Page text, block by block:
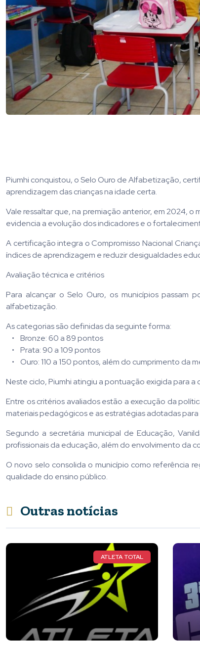
Piumhi conquistou, o Selo Ouro de Alfabetização,
aprendizagem das crianças na idade certa.
Vale ressaltar que, na premiação anterior, em 2024,
evidencia a evolução dos indicadores e o
A certificação integra o Compromisso Nacional
índices de aprendizagem e reduzir desigualdades
Avaliação técnica e critérios
Para alcançar o Selo Ouro, os municípios passam
alfabetização.
As categorias são definidas da seguinte forma:
• Bronze: 60 a 89 pontos
• Prata: 90 a 109 pontos
• Ouro: 110 a 150 pontos, além do cumprimento da
Neste ciclo, Piumhi atingiu a pontuação exigida para
Entre os critérios avaliados estão a execução da
materiais pedagógicos e as estratégias adotadas
Segundo a secretária municipal de Educação,
profissionais da educação, além do envolvimento da
O novo selo consolida o município como referência
qualidade do ensino público.
Outras notícias
CIRCUITO MUNDIAL DE CAPOEIRA